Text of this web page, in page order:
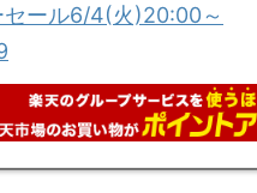
セール6/4(火)20:00～